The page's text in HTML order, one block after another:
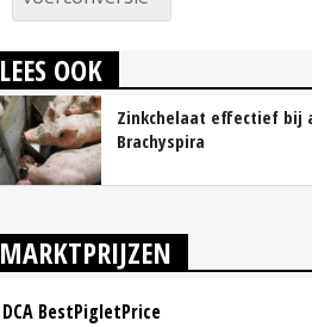
LEES OOK
Zinkchelaat effectief bij
Brachyspira
MARKTPRIJZEN
DCA BestPigletPrice